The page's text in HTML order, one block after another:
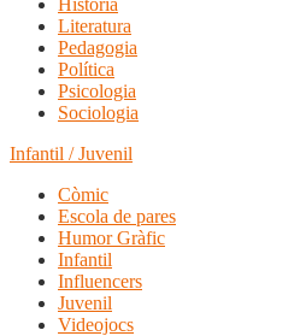
Història
Literatura
Pedagogia
Política
Psicologia
Sociologia
Infantil / Juvenil
Còmic
Escola de pares
Humor Gràfic
Infantil
Influencers
Juvenil
Videojocs